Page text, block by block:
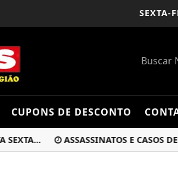
SEXTA-
CUPONS DE DESCONTO
ASSASSINATOS E CASOS DE